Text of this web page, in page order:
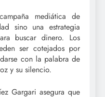
mediática de
sino una estrategia
buscar dinero. Los
ser cotejados por
con la palabra de
y su silencio.
Gargari asegura que